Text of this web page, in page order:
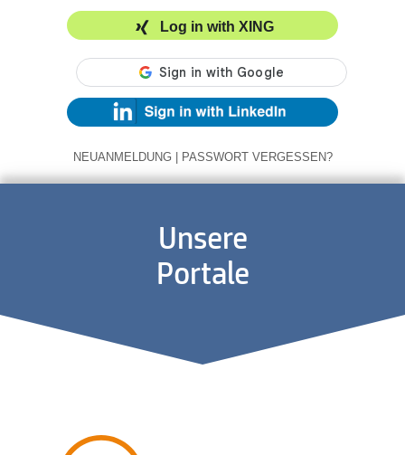
Log in with XING
NEUANMELDUNG | PASSWORT VERGESSEN?
Unsere
Portale